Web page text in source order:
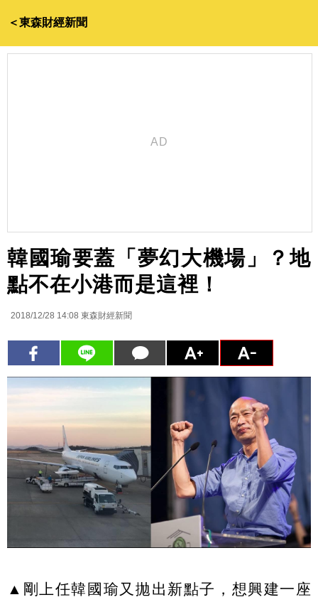
＜東森財經新聞
韓國瑜要蓋「夢幻大機場」？地
點不在小港而是這裡！
2018/12/28 14:08 東森財經新聞
▲剛上任韓國瑜又拋出新點子，想興建一座